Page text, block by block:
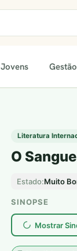
Jovens Gestão
Literatura
O
Estado:Muito
SINOPSE
Mostrar